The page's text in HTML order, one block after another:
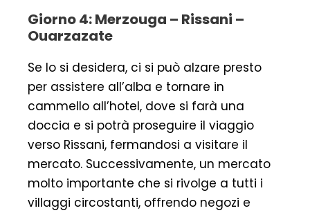
Giorno 4: Merzouga – Rissani –
Ouarzazate
Se lo si desidera, ci si può alzare presto
per assistere all’alba e tornare in
cammello all’hotel, dove si farà una
doccia e si potrà proseguire il viaggio
verso Rissani, fermandosi a visitare il
mercato. Successivamente, un mercato
molto importante che si rivolge a tutti i
villaggi circostanti, offrendo negozi e